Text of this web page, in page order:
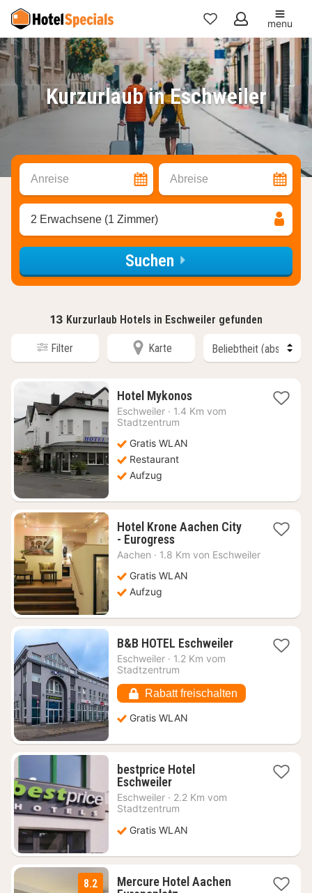
Meine
Favoriten
menu
Kurzurlaub in Eschweiler
Anreise Abreise
2 Erwachsene (1 Zimmer)
Suchen
13 Kurzurlaub Hotels in Eschweiler gefunden
Filter Karte
Hotel Mykonos1
Nacht
Eschweiler · 1.4 Km vom
Stadtzentrum
Gratis WLAN
Restaurant
Aufzug
Hotel Krone Aachen City
- Eurogress1
Nacht
127,25
Aachen · 1.8 Km von Eschweiler
Gratis WLAN
Aufzug
B&B HOTEL Eschweiler1
€
Eschweiler · 1.2 Km vom
Stadtzentrum
Rabatt freischalten
Gratis WLAN
bestprice Hotel
Eschweiler1
Nacht
ab
€
Eschweiler · 2.2 Km vom
Stadtzentrum
Gratis WLAN
8.2
Mercure Hotel Aachen